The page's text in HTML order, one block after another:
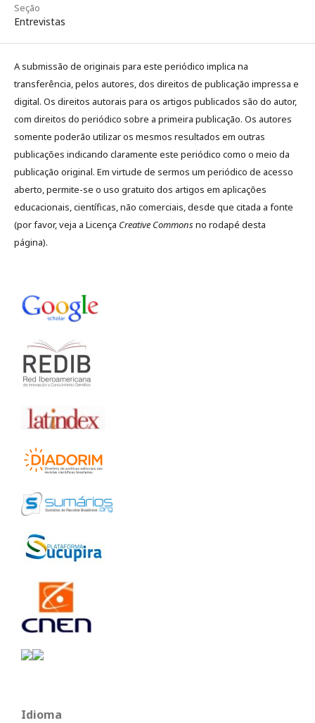
Seção
Entrevistas
A submissão de originais para este periódico implica na
transferência, pelos autores, dos direitos de publicação impressa e
digital. Os direitos autorais para os artigos publicados são do autor,
com direitos do periódico sobre a primeira publicação. Os autores
somente poderão utilizar os mesmos resultados em outras
publicações indicando claramente este periódico como o meio da
publicação original. Em virtude de sermos um periódico de acesso
aberto, permite-se o uso gratuito dos artigos em aplicações
educacionais, científicas, não comerciais, desde que citada a fonte
(por favor, veja a Licença Creative Commonsno rodapé desta
página).
Idioma